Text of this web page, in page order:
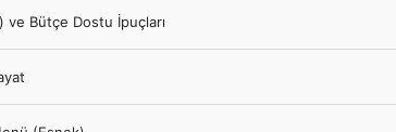
ve Bütçe Dostu İpuçları